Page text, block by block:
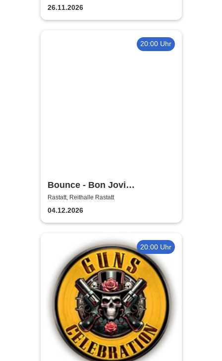
26.11.2026
20:00 Uhr
Bounce - Bon Jovi
Tributeband
Rastatt, Reithalle Rastatt
04.12.2026
20:00 Uhr